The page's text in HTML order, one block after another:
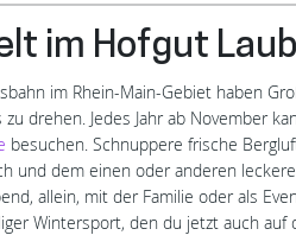
im Hofgut
im Rhein-Main-Gebiet haben
zu drehen. Jedes Jahr ab November
besuchen. Schnuppere frische
und dem einen oder anderen
allein, mit der Familie oder als
Wintersport, den du jetzt auch